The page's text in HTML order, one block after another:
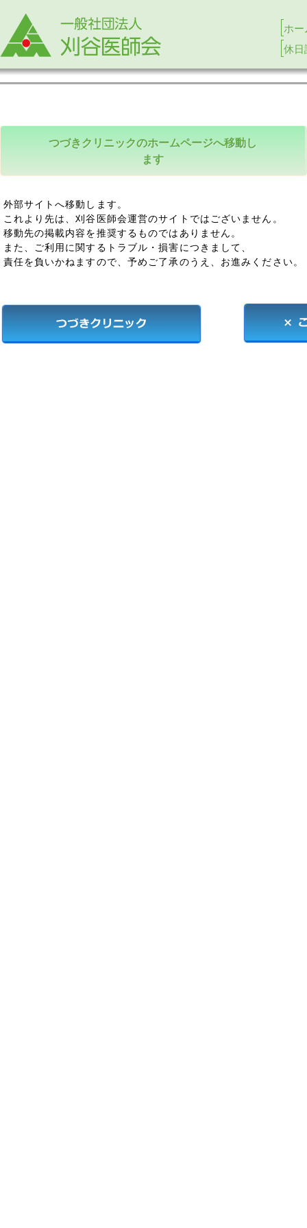
ホー
休日
つづきクリニックのホームページへ移動し
ます
外部サイトへ移動します。
これより先は、刈谷医師会運営のサイトではございません。
移動先の掲載内容を推奨するものではありません。
また、ご利用に関するトラブル・損害につきまして、
責任を負いかねますので、予めご了承のうえ、お進みください。